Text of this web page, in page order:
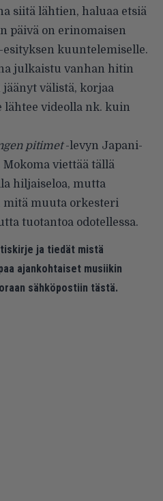
siitä lähtien, haluaa etsiä
päivä on erinomaisen
esityksen kuuntelemiselle.
julkaistu vanhan hitin
välistä, korjaa
lähtee videolla nk. kuin
pitimet-levyn Japani-
viettää tällä
hiljaiseloa, mutta
mitä muuta orkesteri
tuotantoa odotellessa.
ja tiedät mistä
ajankohtaiset musiikin
sähköpostiin tästä.